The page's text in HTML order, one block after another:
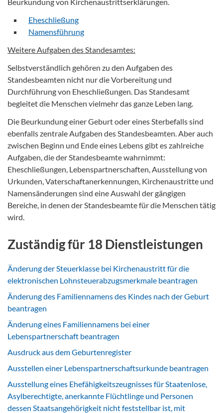
Eheschließung
Namensführung
Weitere Aufgaben des Standesamtes:
Selbstverständlich gehören zu den Aufgaben des
Standesbeamten nicht nur die Vorbereitung und
Durchführung von Eheschließungen. Das Standesamt
begleitet die Menschen vielmehr das ganze Leben lang.
Die Beurkundung einer Geburt oder eines Sterbefalls sind
ebenfalls zentrale Aufgaben des Standesbeamten. Aber auch
zwischen Beginn und Ende eines Lebens gibt es zahlreiche
Aufgaben, die der Standesbeamte wahrnimmt:
Eheschließungen, Lebenspartnerschaften, Ausstellung von
Urkunden, Vaterschaftanerkennungen, Kirchenaustritte und
Namensänderungen sind eine Auswahl der gängigen
Bereiche, in denen der Standesbeamte für die Menschen tätig
wird.
Zuständig für 18 Dienstleistungen
Änderung der Steuerklasse bei Kirchenaustritt für die
elektronischen Lohnsteuerabzugsmerkmale beantragen
Änderung des Familiennamens des Kindes nach der Geburt
beantragen
Änderung eines Familiennamens bei einer
Lebenspartnerschaft beantragen
Ausdruck aus dem Geburtenregister
Ausstellen einer Lebenspartnerschaftsurkunde beantragen
Ausstellung eines Ehefähigkeitszeugnisses für Staatenlose,
Asylberechtigte, anerkannte Flüchtlinge und Personen
dessen Staatsangehörigkeit nicht feststellbar ist, mit